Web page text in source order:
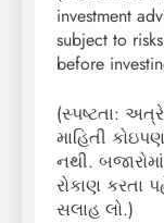
investment
subject to
before
(સ્પષ્ટતા:
માહિતી
નથી.
રોકાણ કરતા
સલાહ લો.)